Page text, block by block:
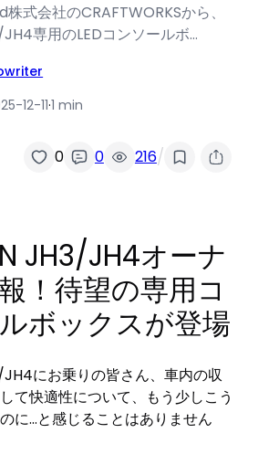
式会社のCRAFTWORKSから、
専用のLEDコンソールボ…
12-11·1 min
0 0 216/
JH3/JH4オーナ
！待望の専用コ
ボックスが登場
にお乗りの皆さん、車内の収
て快適性について、もう少しこう
に…と感じることはありません